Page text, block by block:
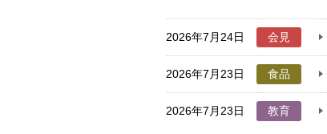
2026年7月24日 会見
2026年7月23日 食品
2026年7月23日 教育